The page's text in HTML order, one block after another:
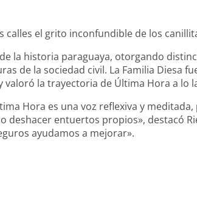
calles el grito inconfundible de los
la historia paraguaya, otorgando
de la sociedad civil. La Familia Diesa
la trayectoria de Última Hora a lo
Hora es una voz reflexiva y
entuertos propios», destacó
ayudamos a mejorar».